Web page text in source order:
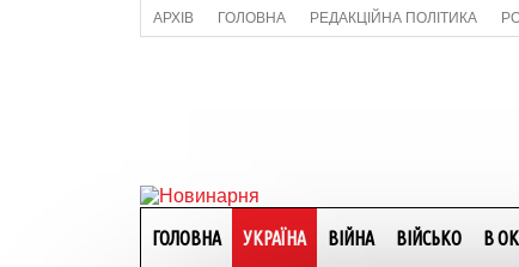
АРХІВ ГОЛОВНА РЕДАКЦІЙНА ПОЛІТИКА
ГОЛОВНА УКРАЇНА ВІЙНА ВІЙСЬКО В